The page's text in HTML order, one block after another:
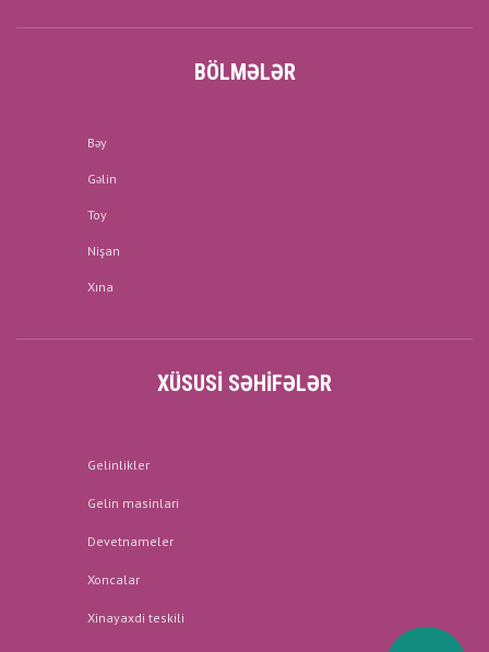
BÖLMƏLƏR
Bəy
Gəlin
Toy
Nişan
Xına
XÜSUSI SƏHIFƏLƏR
Gelinlikler
Gelin masinlari
Devetnameler
Xoncalar
Xinayaxdi teskili